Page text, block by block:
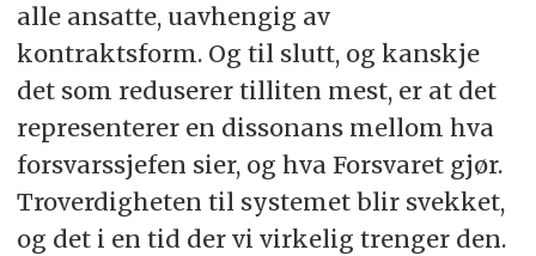
alle ansatte, uavhengig av
kontraktsform. Og til slutt, og kanskje
det som reduserer tilliten mest, er at det
representerer en dissonans mellom hva
forsvarssjefen sier, og hva Forsvaret gjør.
Troverdigheten til systemet blir svekket,
og det i en tid der vi virkelig trenger den.